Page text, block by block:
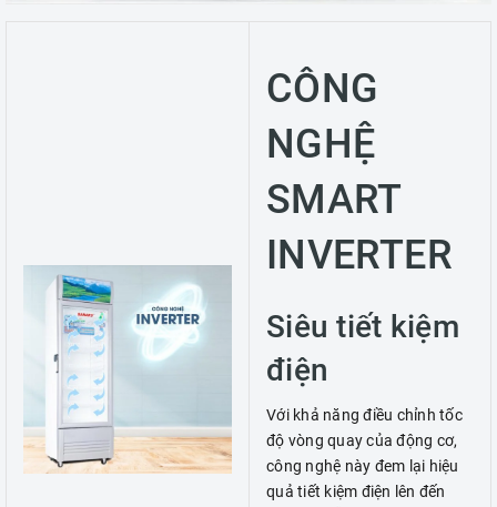
CÔNG
NGHỆ
SMART
INVERTER
Siêu tiết kiệm
điện
Với khả năng điều chỉnh tốc
độ vòng quay của động cơ,
công nghệ này đem lại hiệu
quả tiết kiệm điện lên đến